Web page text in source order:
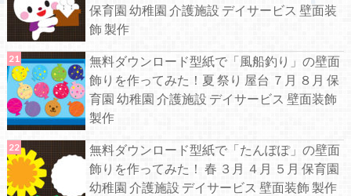
保育園 幼稚園 介護施設 デイサービス 壁面装
飾 製作
無料ダウンロード型紙で「風船釣り」の壁面
飾りを作ってみた！夏 祭り 屋台 ７月 ８月 保
育園 幼稚園 介護施設 デイサービス 壁面装飾
製作
無料ダウンロード型紙で「たんぽぽ」の壁面
飾りを作ってみた！ 春 ３月 ４月 ５月 保育園
幼稚園 介護施設 デイサービス 壁面装飾 製作